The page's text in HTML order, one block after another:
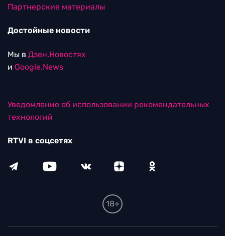
Партнерские материалы
Достойные новости
Мы в Дзен.Новостях
и Google.News
Уведомление об использовании рекомендательных
технологий
RTVI в соцсетях
18+